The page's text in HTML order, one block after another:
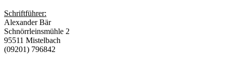
Schriftführer:
Alexander Bär
Schnörrleinsmühle 2
95511 Mistelbach
(09201) 796842